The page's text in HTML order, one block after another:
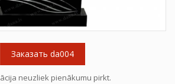
Заказать da004
neuzliek pienākumu pirkt.